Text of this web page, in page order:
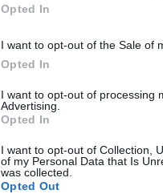
Opted In
I want to opt-out of the Sale of
Opted In
I want to opt-out of processing
Advertising.
Opted In
I want to opt-out of Collection,
of my Personal Data that Is
was collected.
Opted Out